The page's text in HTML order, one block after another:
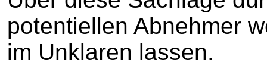
potentiellen Abnehmer
im Unklaren lassen.